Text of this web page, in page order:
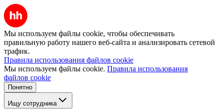
Мы используем файлы cookie, чтобы обеспечивать
правильную работу нашего веб-сайта и анализировать сетевой
трафик.
Правила использования файлов cookie
Мы используем файлы cookie. Правила использования
файлов cookie
Понятно
Ищу сотрудника